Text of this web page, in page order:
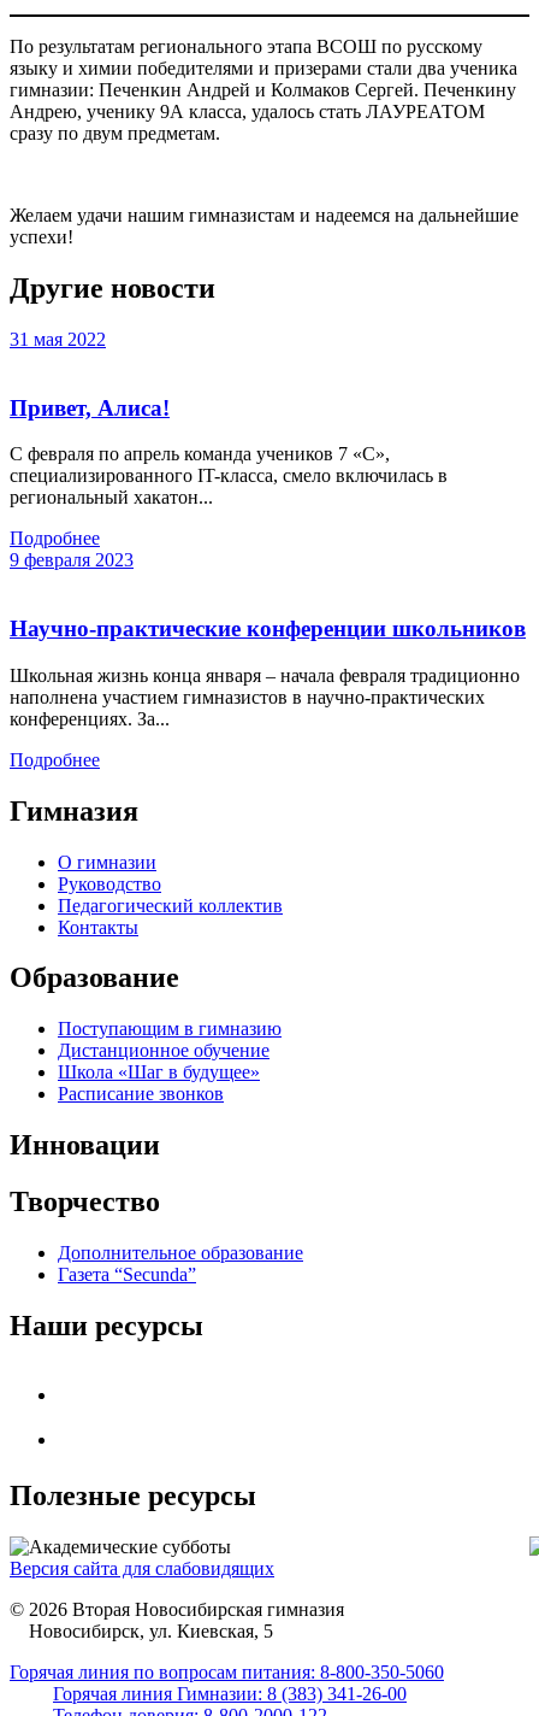
По результатам регионального этапа ВСОШ по русскому
языку и химии победителями и призерами стали два ученика
гимназии: Печенкин Андрей и Колмаков Сергей. Печенкину
Андрею, ученику 9А класса, удалось стать ЛАУРЕАТОМ
сразу по двум предметам.
Желаем удачи нашим гимназистам и надеемся на дальнейшие
успехи!
Другие новости
31 мая 2022
Привет, Алиса!
С февраля по апрель команда учеников 7 «С»,
специализированного IT-класса, смело включилась в
региональный хакатон...
Подробнее
9 февраля 2023
Научно-практические конференции школьников
Школьная жизнь конца января – начала февраля традиционно
наполнена участием гимназистов в научно-практических
конференциях. За...
Подробнее
Гимназия
О гимназии
Руководство
Педагогический коллектив
Контакты
Образование
Поступающим в гимназию
Дистанционное обучение
Школа «Шаг в будущее»
Расписание звонков
Инновации
Творчество
Дополнительное образование
Газета “Secunda”
Наши ресурсы
Полезные ресурсы
Версия сайта для слабовидящих
© 2026 Вторая Новосибирская гимназия
Новосибирск, ул. Киевская, 5
Горячая линия по вопросам питания: 8-800-350-5060
Горячая линия Гимназии: 8 (383) 341-26-00